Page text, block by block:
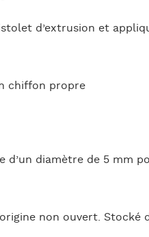
d’extrusion et
chiffon propre
d’un diamètre de 5 mm
non ouvert. Stocké